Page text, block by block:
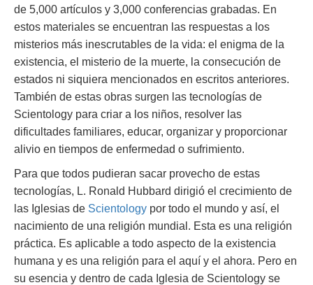
de 5,000 artículos y 3,000 conferencias grabadas. En
estos materiales se encuentran las respuestas a los
misterios más inescrutables de la vida: el enigma de la
existencia, el misterio de la muerte, la consecución de
estados ni siquiera mencionados en escritos anteriores.
También de estas obras surgen las tecnologías de
Scientology para criar a los niños, resolver las
dificultades familiares, educar, organizar y proporcionar
alivio en tiempos de enfermedad o sufrimiento.
Para que todos pudieran sacar provecho de estas
tecnologías, L. Ronald Hubbard dirigió el crecimiento de
las Iglesias de Scientology por todo el mundo y así, el
nacimiento de una religión mundial. Esta es una religión
práctica. Es aplicable a todo aspecto de la existencia
humana y es una religión para el aquí y el ahora. Pero en
su esencia y dentro de cada Iglesia de Scientology se